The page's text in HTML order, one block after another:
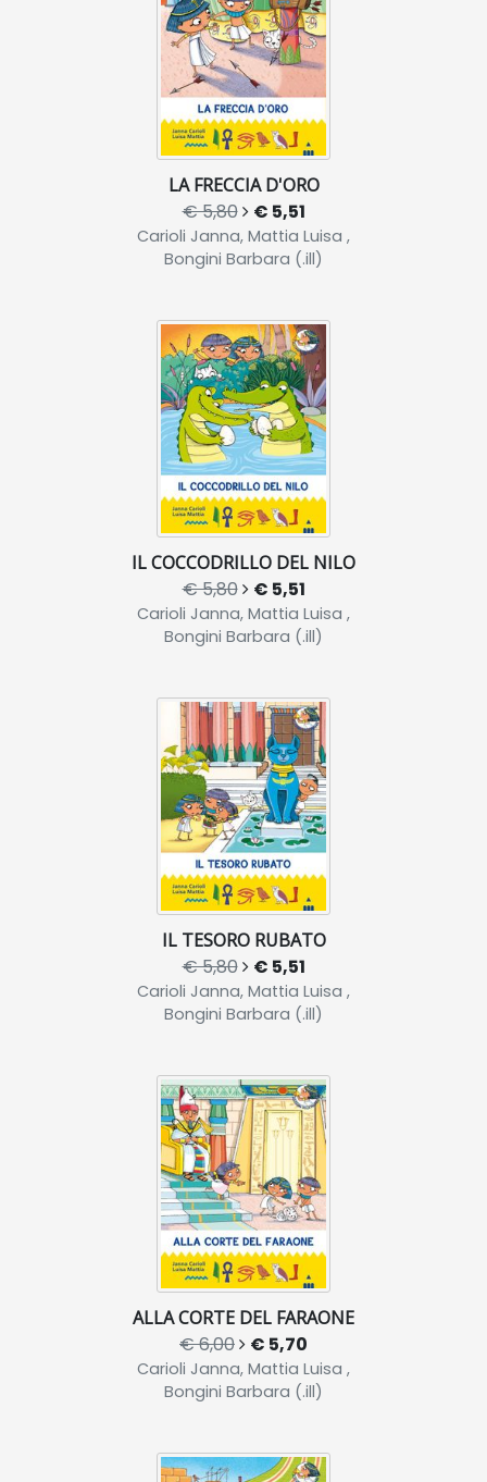
LA FRECCIA D'ORO
€ 5,80 € 5,51
Carioli Janna, Mattia Luisa ,
Bongini Barbara (.ill)
IL COCCODRILLO DEL NILO
€ 5,80 € 5,51
Carioli Janna, Mattia Luisa ,
Bongini Barbara (.ill)
IL TESORO RUBATO
€ 5,80 € 5,51
Carioli Janna, Mattia Luisa ,
Bongini Barbara (.ill)
ALLA CORTE DEL FARAONE
€ 6,00 € 5,70
Carioli Janna, Mattia Luisa ,
Bongini Barbara (.ill)